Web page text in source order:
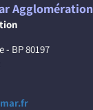
Agglomération
- BP 80197